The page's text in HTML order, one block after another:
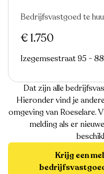
Bedrijfsvastgoed te
€ 1.750
Izegemsestraat 95 -
Dat zijn alle
Hieronder vind je
omgeving van Roeselare.
melding als er
Krijg een